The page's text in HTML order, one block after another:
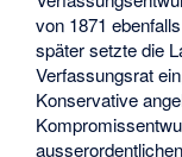
von 1871
später setzte die
Verfassungsrat
Konservative